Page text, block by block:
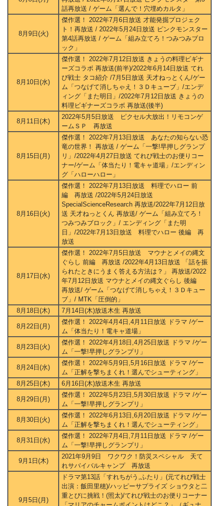
話再放送 / ゲーム「選んで！穴埋めカルタ」
8月9日(火)
傑作選！ 2022年7月6日放送 才能発掘プロジェク
ト！再放送 / 2022年5月24日放送 ピンクモンスター
第4話再放送 / ゲーム「組み立てろ！つみつみブロ
ック」
8月10日(水)
傑作選！ 2022年7月12日放送 きょうの料理ビギナ
ーズコラボ 再放送(前半)/2022年6月14日放送 てれ
び戦士 タコ紹介 /7月5日放送 天才ねっとくん/ゲー
ム「つなげて消しちゃえ！３Ｄキューブ」/エンデ
ィング「また明日」/2022年7月12日放送 きょうの
料理ビギナーズコラボ 再放送(後半)
8月11日(木)
2022年5月5日放送 ピクセル大放出！リモコンゲ
ームＳＰ 再放送
8月15日(月)
傑作選！ 2022年7月13日放送 あなたの知らない恐
竜の世界！ 再放送 / ゲーム「一撃!早押しグランプ
リ」/2022年4月27日放送 てれび戦士のお便りコー
ナー/ゲーム「体当たり！電キャ道場」/エンディン
グ「ハローハロー」
8月16日(火)
傑作選！ 2022年7月13日放送 料理でハロー 前
編 再放送 /2022年5月24日放送
SpecialScienceResearch 再放送/2022年7月12日放
送 天才ねっとくん 再放送/ ゲーム「組み立てろ！
つみつみブロック」/ エンディング「また明
日」/2022年7月13日放送 料理でハロー 後編 再
放送
8月17日(水)
傑作選！ 2022年7月5日放送 マウナとメイの縄文
ぐらし 前編 再放送 /2022年4月13日放送 「話を振
られたときにうまく答える方法は？」 再放送/2022
年7月12日放送 マウナとメイの縄文ぐらし 後編
再放送/ ゲーム「つなげて消しちゃえ！３Ｄキュー
ブ」/ MTK「圧倒的」
8月18日(木)
7月14日(木)放送木生 再放送
8月22日(月)
傑作選！ 2022年4月4日,4月11日放送 ドラマ /ゲー
ム「体当たり！電キャ道場」
8月23日(火)
傑作選！ 2022年4月18日,4月25日放送 ドラマ /ゲー
ム「一撃!早押しグランプリ」
8月24日(水)
傑作選！ 2022年5月9日,5月16日放送 ドラマ /ゲー
ム「正解を撃ちまくれ！選んでシューティング」
8月25日(木)
6月16日(木)放送木生 再放送
8月29日(月)
傑作選！ 2022年5月23日,5月30日放送 ドラマ /ゲー
ム「一撃!早押しグランプリ」
8月30日(火)
傑作選！ 2022年6月13日,6月20日放送 ドラマ /ゲー
ム「正解を撃ちまくれ！選んでシューティング」
8月31日(水)
傑作選！ 2022年7月4日,7月11日放送 ドラマ /ゲー
ム「一撃!早押しグランプリ」
9月1日(木)
2021年9月9日 ワクワク！防災スペシャル 天て
れサバイバルキャンプ 再放送
9月5日(月)
ドラマ第13話「すれちがう,ふたり」(元てれび戦士
出演：飯田里穂)/ハッピーサプライズ ショウタと二
重とびに挑戦！(照太)/てれび戦士のお便りコーナー